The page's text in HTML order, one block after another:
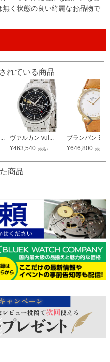
く状態の良い綺麗なお品物で
れている商品
ヴァルカン vul...
¥463,540 （税込）
ブランパン
¥646,800 （税込）
商品